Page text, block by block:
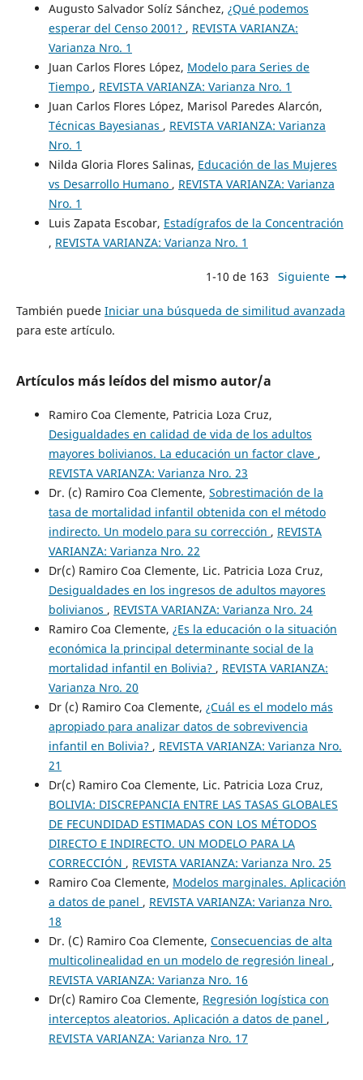
Augusto Salvador Solíz Sánchez, ¿Qué podemos
esperar del Censo 2001? , REVISTA VARIANZA:
Varianza Nro. 1
Juan Carlos Flores López, Modelo para Series de
Tiempo , REVISTA VARIANZA: Varianza Nro. 1
Juan Carlos Flores López, Marisol Paredes Alarcón,
Técnicas Bayesianas , REVISTA VARIANZA: Varianza
Nro. 1
Nilda Gloria Flores Salinas, Educación de las Mujeres
vs Desarrollo Humano , REVISTA VARIANZA: Varianza
Nro. 1
Luis Zapata Escobar, Estadígrafos de la Concentración
, REVISTA VARIANZA: Varianza Nro. 1
1-10 de 163 Siguiente
También puede Iniciar una búsqueda de similitud avanzada
para este artículo.
Artículos más leídos del mismo autor/a
Ramiro Coa Clemente, Patricia Loza Cruz,
Desigualdades en calidad de vida de los adultos
mayores bolivianos. La educación un factor clave ,
REVISTA VARIANZA: Varianza Nro. 23
Dr. (c) Ramiro Coa Clemente, Sobrestimación de la
tasa de mortalidad infantil obtenida con el método
indirecto. Un modelo para su corrección , REVISTA
VARIANZA: Varianza Nro. 22
Dr(c) Ramiro Coa Clemente, Lic. Patricia Loza Cruz,
Desigualdades en los ingresos de adultos mayores
bolivianos , REVISTA VARIANZA: Varianza Nro. 24
Ramiro Coa Clemente, ¿Es la educación o la situación
económica la principal determinante social de la
mortalidad infantil en Bolivia? , REVISTA VARIANZA:
Varianza Nro. 20
Dr (c) Ramiro Coa Clemente, ¿Cuál es el modelo más
apropiado para analizar datos de sobrevivencia
infantil en Bolivia? , REVISTA VARIANZA: Varianza Nro.
21
Dr(c) Ramiro Coa Clemente, Lic. Patricia Loza Cruz,
BOLIVIA: DISCREPANCIA ENTRE LAS TASAS GLOBALES
DE FECUNDIDAD ESTIMADAS CON LOS MÉTODOS
DIRECTO E INDIRECTO. UN MODELO PARA LA
CORRECCIÓN , REVISTA VARIANZA: Varianza Nro. 25
Ramiro Coa Clemente, Modelos marginales. Aplicación
a datos de panel , REVISTA VARIANZA: Varianza Nro.
18
Dr. (C) Ramiro Coa Clemente, Consecuencias de alta
multicolinealidad en un modelo de regresión lineal ,
REVISTA VARIANZA: Varianza Nro. 16
Dr(c) Ramiro Coa Clemente, Regresión logística con
interceptos aleatorios. Aplicación a datos de panel ,
REVISTA VARIANZA: Varianza Nro. 17